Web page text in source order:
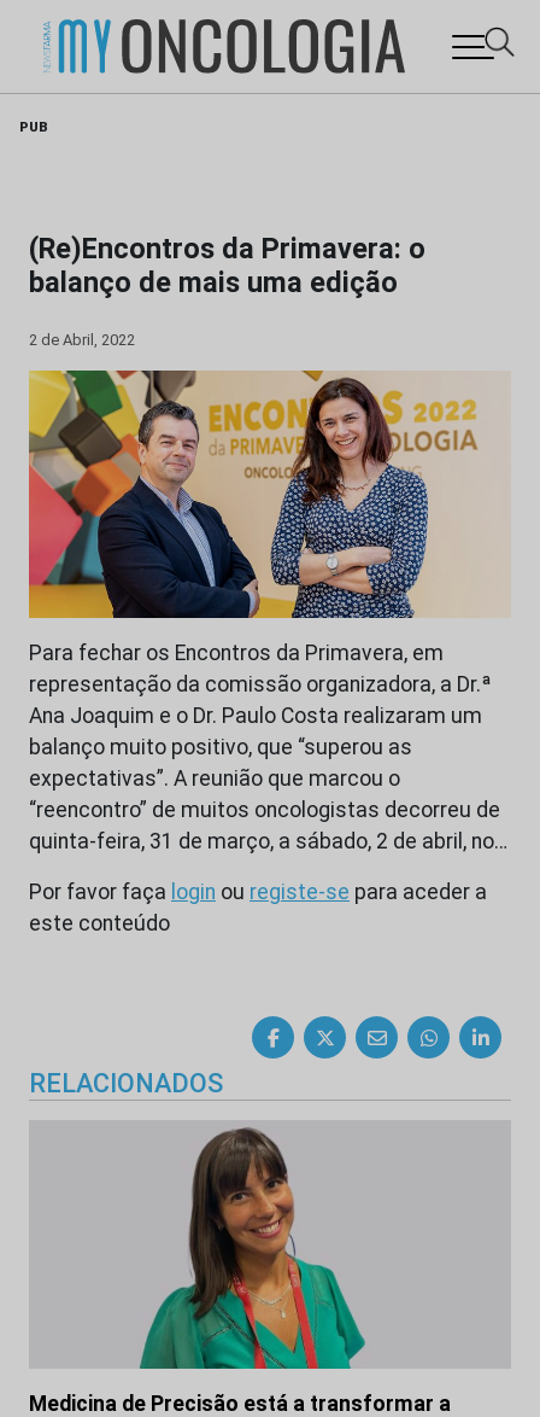
PUB
(Re)Encontros da Primavera: o
balanço de mais uma edição
2 de Abril, 2022
Para fechar os Encontros da Primavera, em
representação da comissão organizadora, a Dr.ª
Ana Joaquim e o Dr. Paulo Costa realizaram um
balanço muito positivo, que “superou as
expectativas”. A reunião que marcou o
“reencontro” de muitos oncologistas decorreu de
quinta-feira, 31 de março, a sábado, 2 de abril, no…
Por favor faça login ou registe-se para aceder a
este conteúdo
RELACIONADOS
Medicina de Precisão está a transformar a